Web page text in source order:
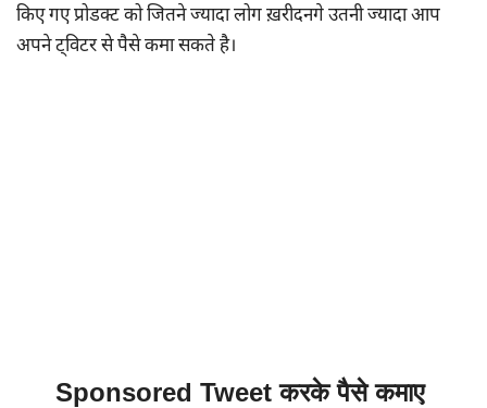
किए गए प्रोडक्ट को जितने ज्यादा लोग ख़रीदनगे उतनी ज्यादा आप
अपने ट्विटर से पैसे कमा सकते है।
Sponsored Tweet करके पैसे कमाए